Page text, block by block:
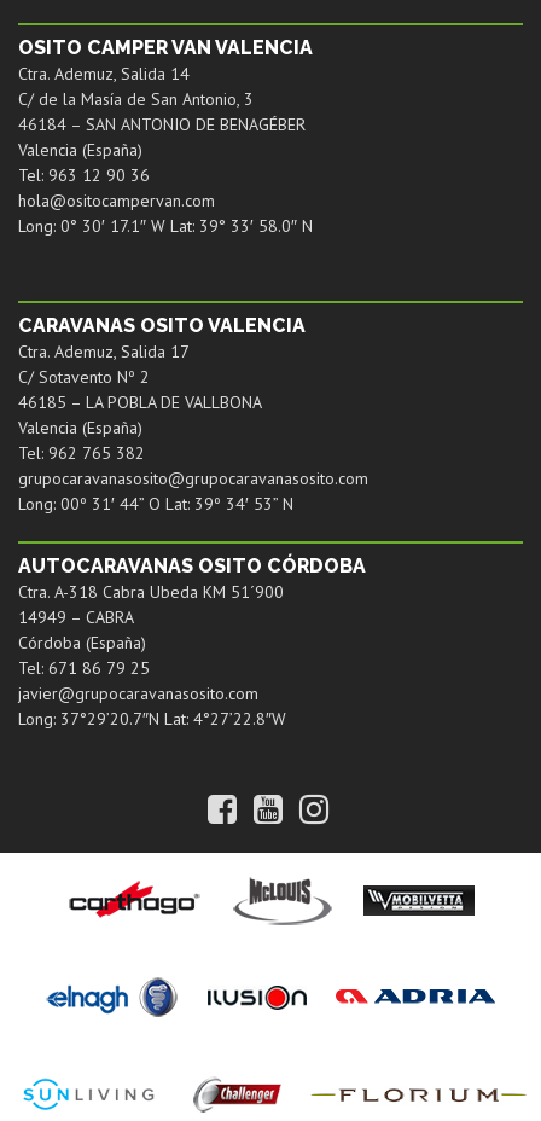
OSITO CAMPER VAN VALENCIA
Ctra. Ademuz, Salida 14
C/ de la Masía de San Antonio, 3
46184 – SAN ANTONIO DE BENAGÉBER
Valencia (España)
Tel: 963 12 90 36
hola@ositocampervan.com
Long: 0° 30′ 17.1″ W Lat: 39° 33′ 58.0″ N
CARAVANAS OSITO VALENCIA
Ctra. Ademuz, Salida 17
C/ Sotavento Nº 2
46185 – LA POBLA DE VALLBONA
Valencia (España)
Tel: 962 765 382
grupocaravanasosito@grupocaravanasosito.com
Long: 00º 31′ 44” O Lat: 39º 34′ 53” N
AUTOCARAVANAS OSITO CÓRDOBA
Ctra. A-318 Cabra Ubeda KM 51´900
14949 – CABRA
Córdoba (España)
Tel: 671 86 79 25
javier@grupocaravanasosito.com
Long: 37°29’20.7″N Lat: 4°27’22.8″W